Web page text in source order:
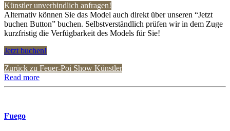
Künstler unverbindlich anfragen!
Alternativ können Sie das Model auch direkt über unseren “Jetzt
buchen Button” buchen. Selbstverständlich prüfen wir in dem Zuge
kurzfristig die Verfügbarkeit des Models für Sie!
Jetzt buchen!
Zurück zu Feuer-Poi Show Künstler
Read more
Fuego